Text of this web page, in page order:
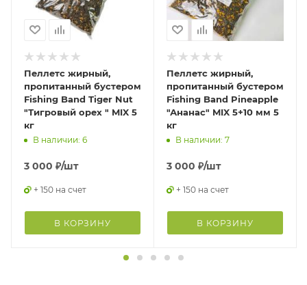
Пеллетс жирный,
пропитанный бустером
Fishing Band Tiger Nut
"Тигровый орех " MIX 5
кг
В наличии: 6
3 000 ₽/шт
+ 150 на счет
В КОРЗИНУ
Пеллетс жирный,
пропитанный бустером
Fishing Band Pineapple
"Ананас" MIX 5+10 мм 5
кг
В наличии: 7
3 000 ₽/шт
+ 150 на счет
В КОРЗИНУ